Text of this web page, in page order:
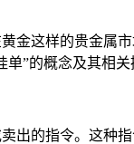
金这样的贵金属
”的概念及其相关
出的指令。这种